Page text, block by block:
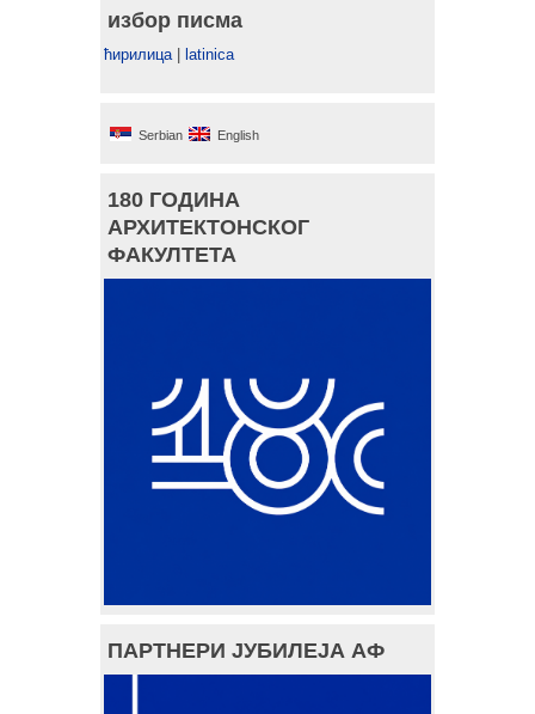
избор писма
ћирилица| latinica
Serbian English
180 ГОДИНА
АРХИТЕКТОНСКОГ
ФАКУЛТЕТА
ПАРТНЕРИ ЈУБИЛЕЈА АФ